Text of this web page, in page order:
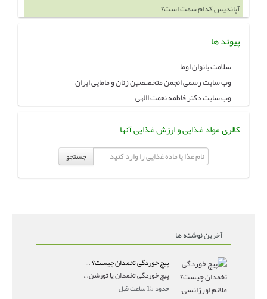
آپاندیس کدام سمت است؟
پیوند ها
سلامت بانوان اوما
وب سایت رسمی انجمن متخصصین زنان و مامایی ایران
وب سایت دکتر فاطمه نعمت االهی
کالری مواد غذایی و ارزش غذایی آنها
جستجو
آخرین نوشته ها
پیچ خوردگی تخمدان چیست؟ علائم اورژانسی، تشخیص و درمان تورشن تخمدان
پیچ خوردگی تخمدان یا تورشن تخمدان زمانی رخ می‌ده
حدود 15 ساعت قبل